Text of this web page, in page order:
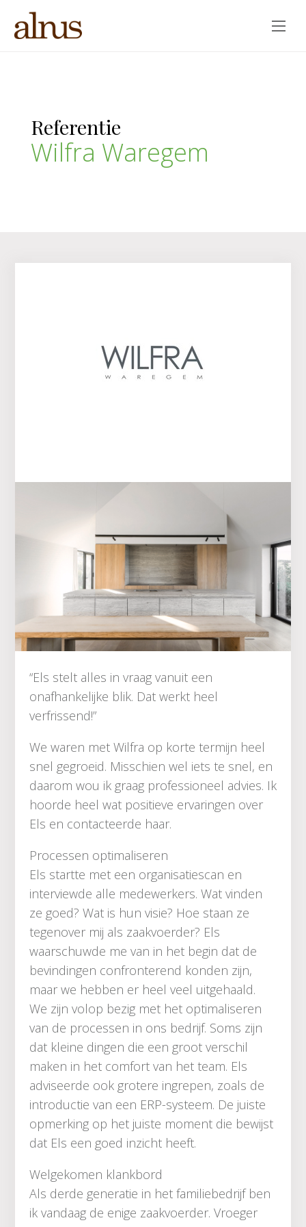
Referentie
Wilfra Waregem
“Els stelt alles in vraag vanuit een
onafhankelijke blik. Dat werkt heel
verfrissend!”
We waren met Wilfra op korte termijn heel
snel gegroeid. Misschien wel iets te snel, en
daarom wou ik graag professioneel advies. Ik
hoorde heel wat positieve ervaringen over
Els en contacteerde haar.
Processen optimaliseren
Els startte met een organisatiescan en
interviewde alle medewerkers. Wat vinden
ze goed? Wat is hun visie? Hoe staan ze
tegenover mij als zaakvoerder? Els
waarschuwde me van in het begin dat de
bevindingen confronterend konden zijn,
maar we hebben er heel veel uitgehaald.
We zijn volop bezig met het optimaliseren
van de processen in ons bedrijf. Soms zijn
dat kleine dingen die een groot verschil
maken in het comfort van het team. Els
adviseerde ook grotere ingrepen, zoals de
introductie van een ERP-systeem. De juiste
opmerking op het juiste moment die bewijst
dat Els een goed inzicht heeft.
Welgekomen klankbord
Als derde generatie in het familiebedrijf ben
ik vandaag de enige zaakvoerder. Vroeger